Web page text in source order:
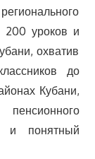
200 уроков и
охватив
до
Кубани,
и понятный